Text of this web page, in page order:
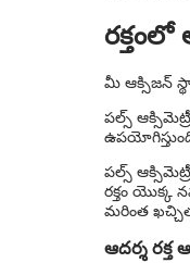
మీ ఆక్సిజన్
పల్స్
పల్స్
రక్తం యొక్క
మరింత
ఆదర్శ